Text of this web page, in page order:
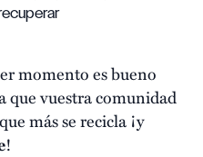
momento es bueno
que vuestra comunidad
más se recicla ¡y
!